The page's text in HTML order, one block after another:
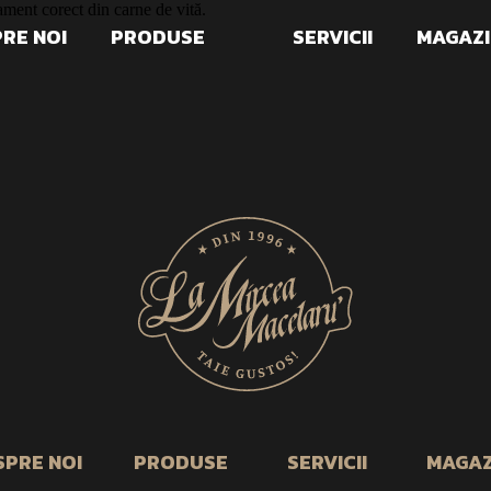
NOI PRODUSE SERVICII
corect din carne de vită.
NOI PRODUSE SERVICII